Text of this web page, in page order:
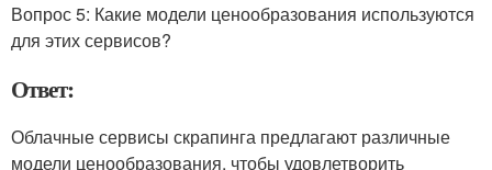
Вопрос 5: Какие модели ценообразования используются
для этих сервисов?
Ответ:
Облачные сервисы скрапинга предлагают различные
модели ценообразования, чтобы удовлетворить